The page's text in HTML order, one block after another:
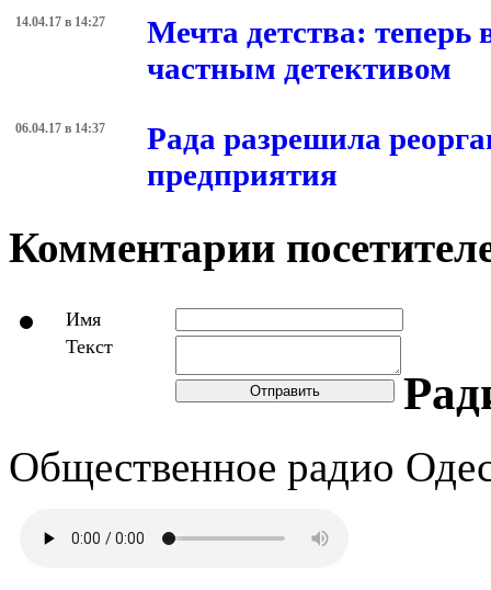
14.04.17 в 14:27
Мечта детства:
частным детективом
06.04.17 в 14:37
Рада разрешила
предприятия
Комментарии
Имя
Текст
Отправить
Общественное радио